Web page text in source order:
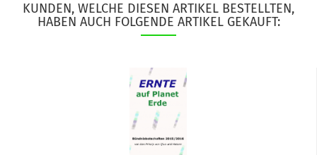
KUNDEN, WELCHE DIESEN ARTIKEL BESTELLTEN,
HABEN AUCH FOLGENDE ARTIKEL GEKAUFT: